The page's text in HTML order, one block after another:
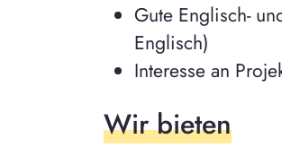
Gute Englisch-
Englisch)
Interesse an
Wir bieten